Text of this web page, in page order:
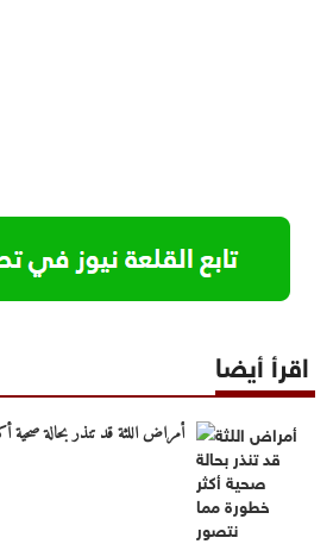
اقرأ أيضا
أمراض اللثة قد تنذر بحالة صحية